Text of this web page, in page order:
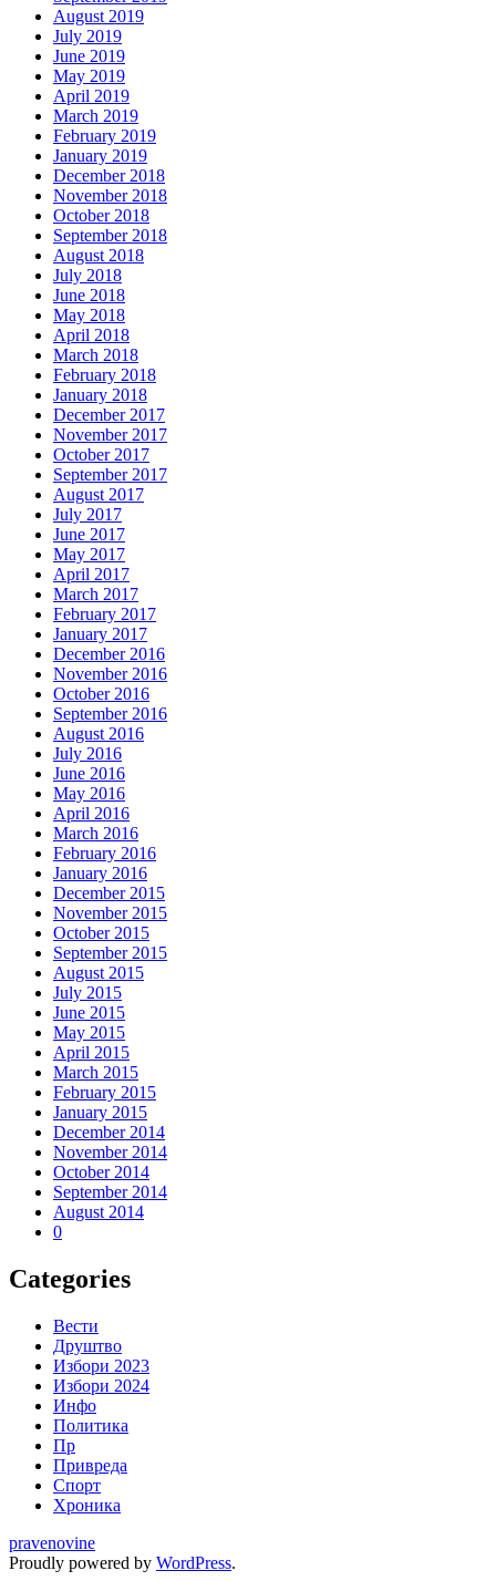
August 2019
July 2019
June 2019
May 2019
April 2019
March 2019
February 2019
January 2019
December 2018
November 2018
October 2018
September 2018
August 2018
July 2018
June 2018
May 2018
April 2018
March 2018
February 2018
January 2018
December 2017
November 2017
October 2017
September 2017
August 2017
July 2017
June 2017
May 2017
April 2017
March 2017
February 2017
January 2017
December 2016
November 2016
October 2016
September 2016
August 2016
July 2016
June 2016
May 2016
April 2016
March 2016
February 2016
January 2016
December 2015
November 2015
October 2015
September 2015
August 2015
July 2015
June 2015
May 2015
April 2015
March 2015
February 2015
January 2015
December 2014
November 2014
October 2014
September 2014
August 2014
0
Categories
Вести
Друштво
Избори 2023
Избори 2024
Инфо
Политика
Пр
Привреда
Спорт
Хроника
pravenovine
Proudly powered by WordPress.